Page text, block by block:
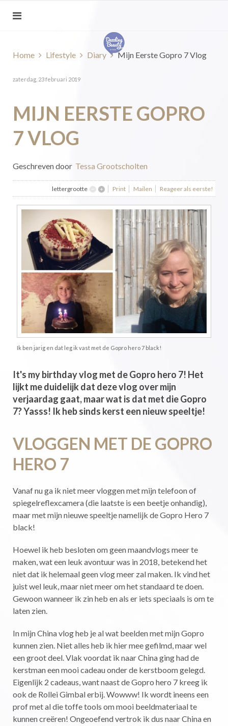
Home Lifestyle Diary Mijn Eerste Gopro 7 Vlog
zaterdag, 23 februari 2019
MIJN EERSTE GOPRO
7 VLOG
Geschreven door Tessa Grootscholten
lettergrootte Print Mailen Reageer als eerste!
Ik ben jarig en dat leg ik vast met de Gopro hero 7 black!
It's my birthday vlog met de Gopro hero 7! Het
lijkt me duidelijk dat deze vlog over mijn
verjaardag gaat, maar wat is dat met die Gopro
7? Yasss! Ik heb sinds kerst een nieuw speeltje!
VLOGGEN MET DE GOPRO
HERO 7
Vanaf nu ga ik niet meer vloggen met mijn telefoon of
spiegelreflexcamera (die laatste is een beetje onhandig),
maar met mijn nieuwe speeltje namelijk de Gopro Hero 7
black!
Hoewel ik heb besloten om geen maandvlogs meer te
maken, wat een leuk avontuur was in 2018, betekend het
niet dat ik helemaal geen vlog meer zal maken. Ik vind het
juist wel leuk, maar niet meer om het standaard te doen.
Gewoon wanneer ik zin heb en als er iets speciaals is om te
laten zien.
In mijn China vlog heb je al wat beelden met mijn Gopro
kunnen zien. Niet alles heb ik hier mee gefilmd, maar wel
een groot deel. Vlak voordat ik naar China ging had de
kerstman een mooi cadeau onder de kerstboom gelegd.
Eigenlijk 2 cadeaus, want naast de Gopro hero 7 kreeg ik
ook de Rollei Gimbal erbij. Wowww! Ik wordt ineens een
prof met al die toffe tools om mooi beeldmateriaal te
kunnen creëren! Ongeoefend vertrok ik dus naar China en